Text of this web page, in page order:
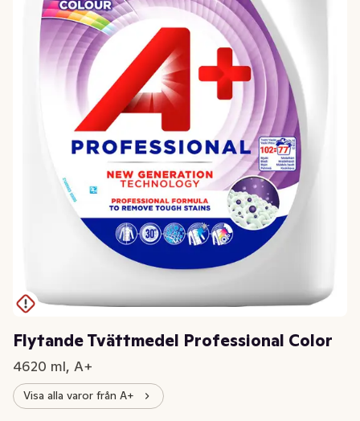
Flytande Tvättmedel Professional Color
4620 ml, A+
Visa alla varor från A+